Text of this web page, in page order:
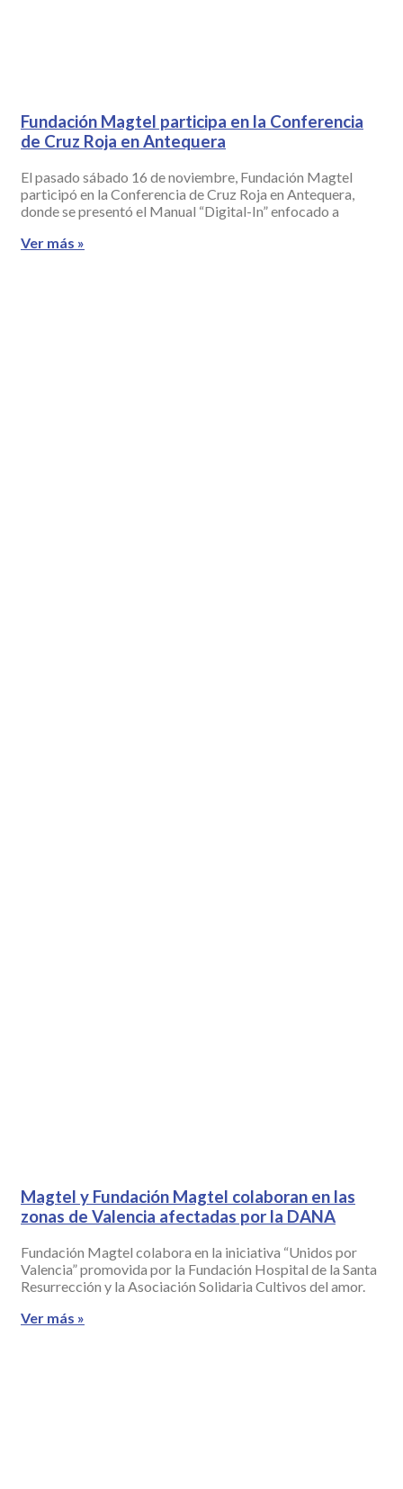
Fundación Magtel participa en la Conferencia
de Cruz Roja en Antequera
El pasado sábado 16 de noviembre, Fundación Magtel
participó en la Conferencia de Cruz Roja en Antequera,
donde se presentó el Manual “Digital-In” enfocado a
Ver más »
Magtel y Fundación Magtel colaboran en las
zonas de Valencia afectadas por la DANA
Fundación Magtel colabora en la iniciativa “Unidos por
Valencia” promovida por la Fundación Hospital de la Santa
Resurrección y la Asociación Solidaria Cultivos del amor.
Ver más »